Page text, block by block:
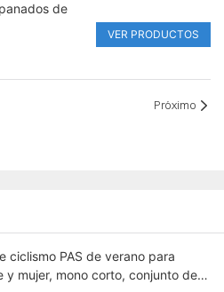
de
VER PRODUCTOS
Próximo
ciclismo PAS de verano para
y mujer, mono corto, conjunto de